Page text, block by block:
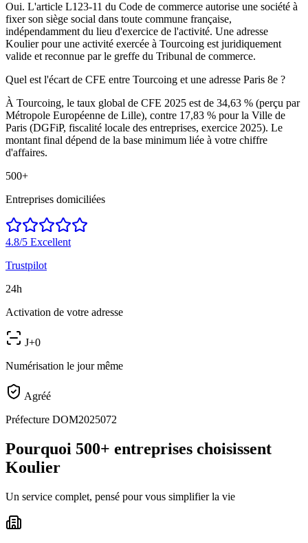
Oui. L'article L123-11 du Code de commerce autorise une société à
fixer son siège social dans toute commune française,
indépendamment du lieu d'exercice de l'activité. Une adresse
Koulier pour une activité exercée à Tourcoing est juridiquement
valide et reconnue par le greffe du Tribunal de commerce.
Quel est l'écart de CFE entre Tourcoing et une adresse Paris 8e ?
À Tourcoing, le taux global de CFE 2025 est de 34,63 % (perçu par
Métropole Européenne de Lille), contre 17,83 % pour la Ville de
Paris (DGFiP, fiscalité locale des entreprises, exercice 2025). Le
montant final dépend de la base minimum liée à votre chiffre
d'affaires.
500+
Entreprises domiciliées
4.8/5 Excellent
Trustpilot
24h
Activation de votre adresse
J+0
Numérisation le jour même
Agréé
Préfecture DOM2025072
Pourquoi 500+ entreprises choisissent
Koulier
Un service complet, pensé pour vous simplifier la vie